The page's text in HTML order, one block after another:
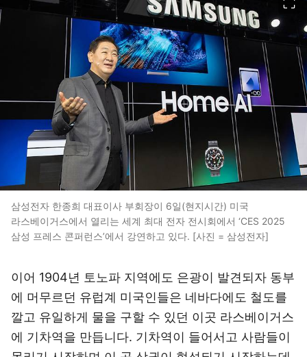
삼성전자 한종희 대표이사 부회장이 6일(현지시간) 미국
라스베이거스에서 열리는 세계 최대 전자 전시회에서 ‘CES 2025
삼성 프레스 콘퍼런스’에서 강연하고 있다. [사진 = 삼성전자]
이어 1904년 토노파 지역에도 은광이 발견되자 동부
에 머무르던 유럽계 미국인들은 네바다에도 철도를
깔고 유일하게 물을 구할 수 있던 이곳 라스베이거스
에 기차역을 만듭니다. 기차역이 들어서고 사람들이